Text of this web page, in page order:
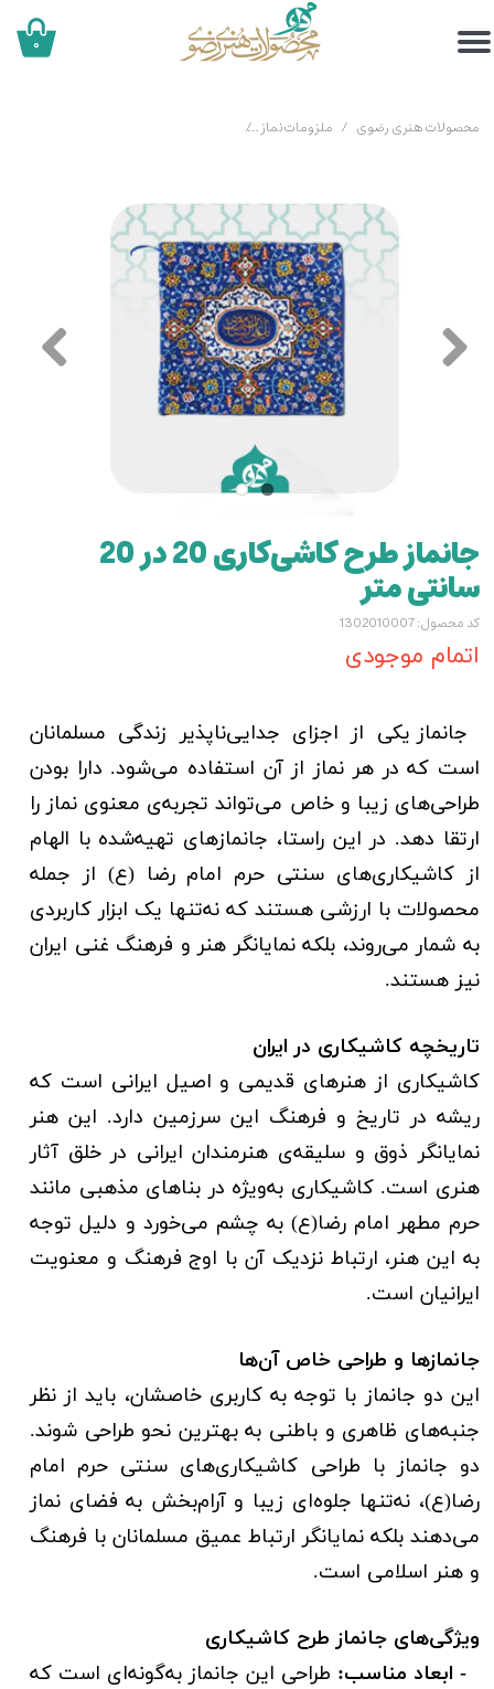
۰
محصولات هنری رضوی ملزومات نماز
جانماز طرح کاشی‌کاری 20 در 20
سانتی متر
کد محصول: 1302010007
اتمام موجودی
جانماز یکی از اجزای جدایی‌ناپذیر زندگی مسلمانان
است که در هر نماز از آن استفاده می‌شود. دارا بودن
طراحی‌های زیبا و خاص می‌تواند تجربه‌ی معنوی نماز را
ارتقا دهد. در این راستا، جانمازهای تهیه‌شده با الهام
از کاشیکاری‌های سنتی حرم امام رضا (ع) از جمله
محصولات با ارزشی هستند که نه‌تنها یک ابزار کاربردی
به شمار می‌روند، بلکه نمایانگر هنر و فرهنگ غنی ایران
نیز هستند.
تاریخچه کاشیکاری در ایران
کاشیکاری از هنرهای قدیمی و اصیل ایرانی است که
ریشه در تاریخ و فرهنگ این سرزمین دارد. این هنر
نمایانگر ذوق و سلیقه‌ی هنرمندان ایرانی در خلق آثار
هنری است. کاشیکاری به‌ویژه در بناهای مذهبی مانند
حرم مطهر امام رضا(ع) به چشم می‌خورد و دلیل توجه
به این هنر، ارتباط نزدیک آن با اوج فرهنگ و معنویت
ایرانیان است.
جانمازها و طراحی خاص آن‌ها
این دو جانماز با توجه به کاربری خاصشان، باید از نظر
جنبه‌های ظاهری و باطنی به بهترین نحو طراحی شوند.
دو جانماز با طراحی کاشیکاری‌های سنتی حرم امام
رضا(ع)، نه‌تنها جلوه‌ای زیبا و آرام‌بخش به فضای نماز
می‌دهند بلکه نمایانگر ارتباط عمیق مسلمانان با فرهنگ
و هنر اسلامی است.
ویژگی‌های جانماز طرح کاشیکاری
- ابعاد مناسب: طراحی این جانماز به‌گونه‌ای است که